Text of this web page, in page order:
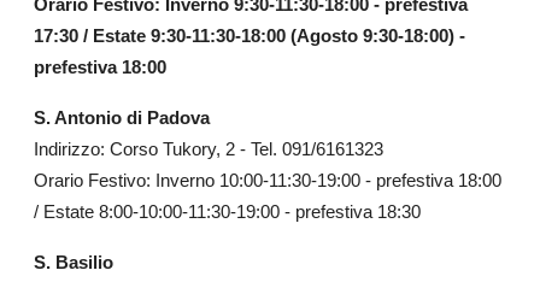
Orario Festivo: Inverno 9:30-11:30-18:00 - prefestiva
17:30 / Estate 9:30-11:30-18:00 (Agosto 9:30-18:00) -
prefestiva 18:00
S. Antonio di Padova
Indirizzo: Corso Tukory, 2 - Tel. 091/6161323
Orario Festivo: Inverno 10:00-11:30-19:00 - prefestiva 18:00
/ Estate 8:00-10:00-11:30-19:00 - prefestiva 18:30
S. Basilio